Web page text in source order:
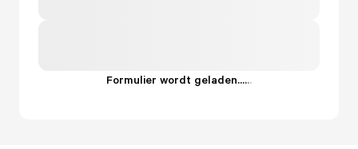
Formulier wordt geladen......